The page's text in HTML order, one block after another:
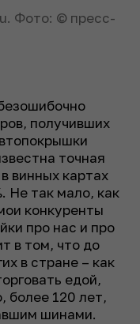
Фото: © пресс-
получивших
точная
винных картах
Не так мало, как
конкуренты
про нас и про
в том, что до
в стране – как
едой,
более 120 лет,
шинами.